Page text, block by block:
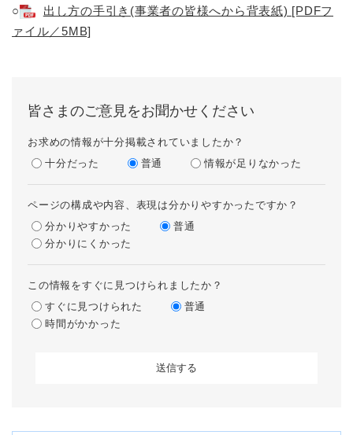
○
出し方の手引き(事業者の皆様へから背表紙) [PDFフ
ァイル／5MB]
皆さまのご意見をお聞かせください
お求めの情報が十分掲載されていましたか？
十分だった
普通 情報が足りなかった
ページの構成や内容、表現は分かりやすかったですか？
分かりやすかった
普通
分かりにくかった
この情報をすぐに見つけられましたか？
すぐに見つけられた
普通
時間がかかった